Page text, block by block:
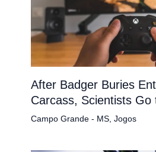
After Badger Buries
Carcass, Scientists Go
Campo Grande - MS, Jogos